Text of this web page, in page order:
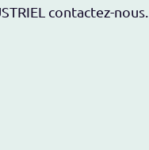
contactez-nous.